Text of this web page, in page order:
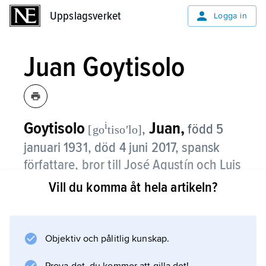
Uppslagsverket Logga in
Juan Goytisolo
Goytisolo [goitisoʹlo], Juan, född 5
januari 1931, död 4 juni 2017, spansk
författare, bror till José Agustín och Luis
Goytisolo.
började kritisera Francodiktaturen, och flera
Vill du komma åt hela artikeln?
Objektiv och pålitlig kunskap.